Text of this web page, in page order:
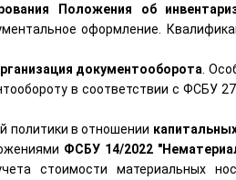
Положения об
оформление.
документооборота .
в соответствии с ФСБУ
политики в отношении
ФСБУ 14/2022
стоимости материальных